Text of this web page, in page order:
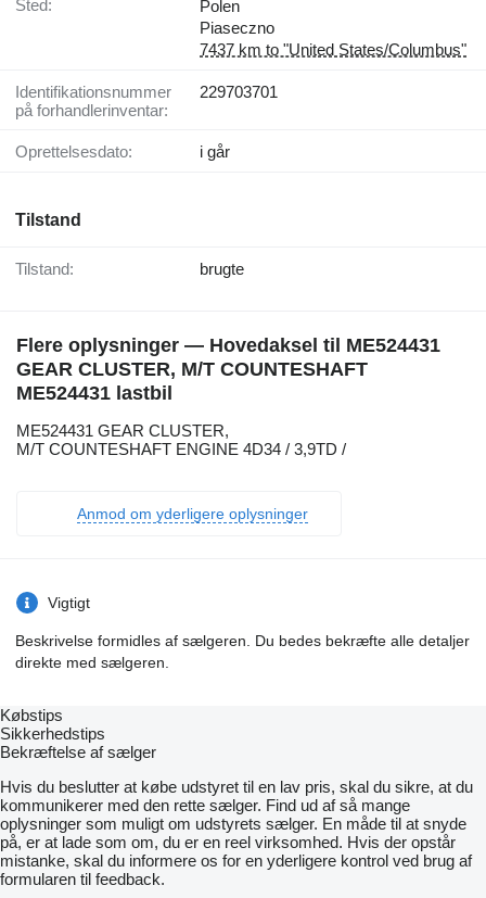
Sted:
Polen
Piaseczno
7437 km to "United States/Columbus"
Identifikationsnummer
på forhandlerinventar:
229703701
Oprettelsesdato: i går
Tilstand
Tilstand: brugte
Flere oplysninger — Hovedaksel til ME524431
GEAR CLUSTER, M/T COUNTESHAFT
ME524431 lastbil
ME524431 GEAR CLUSTER,
M/T COUNTESHAFT ENGINE 4D34 / 3,9TD /
Anmod om yderligere oplysninger
Vigtigt
Beskrivelse formidles af sælgeren. Du bedes bekræfte alle detaljer
direkte med sælgeren.
Købstips
Sikkerhedstips
Bekræftelse af sælger
Hvis du beslutter at købe udstyret til en lav pris, skal du sikre, at du
kommunikerer med den rette sælger. Find ud af så mange
oplysninger som muligt om udstyrets sælger. En måde til at snyde
på, er at lade som om, du er en reel virksomhed. Hvis der opstår
mistanke, skal du informere os for en yderligere kontrol ved brug af
formularen til feedback.